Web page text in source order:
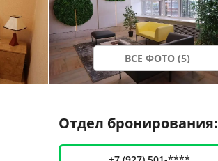
ВСЕ ФОТО (5)
Отдел бронирования: